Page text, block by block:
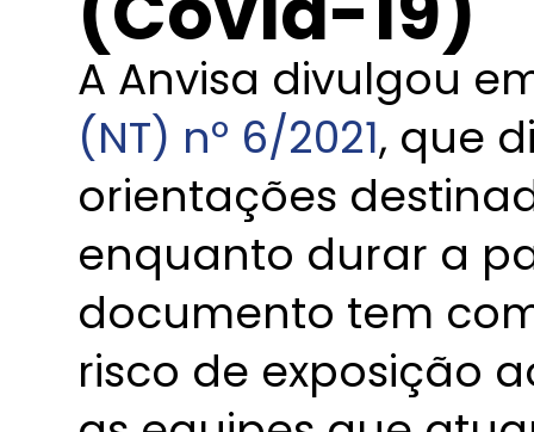
A Anvisa divulgou
(NT) nº 6/2021, que
orientações
enquanto durar a
documento tem
risco de exposição